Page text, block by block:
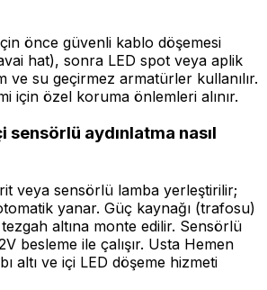
önce güvenli kablo döşemesi
hat), sonra LED spot veya aplik
ve su geçirmez armatürler kullanılır.
için özel koruma önlemleri alınır.
sensörlü aydınlatma nasıl
veya sensörlü lamba yerleştirilir;
yanar. Güç kaynağı (trafosu)
altına monte edilir. Sensörlü
besleme ile çalışır. Usta Hemen
altı ve içi LED döşeme hizmeti